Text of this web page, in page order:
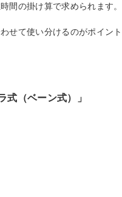
間の掛け算で求められます。
せて使い分けるのがポイント
式（ベーン式）」